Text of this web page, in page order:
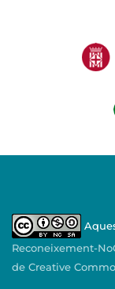
Reconeixement-
de Creative